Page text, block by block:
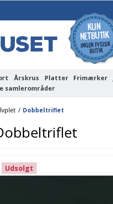
Årskrus Platter Frimærker
samlerområder
/ Dobbeltriflet
Udsolgt